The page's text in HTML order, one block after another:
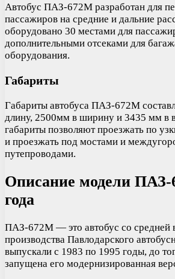
Автобус ПАЗ-672М разработан для
пассажиров на средние и дальние
оборудовано 30 местами для
дополнительными отсеками для
оборудования.
Габариты
Габариты автобуса ПАЗ-672М
длину, 2500мм в ширину и 3435 мм в
габариты позволяют проезжать по
и проезжать под мостами и
путепроводами.
Описание модели ПАЗ-
года
ПАЗ-672М — это автобус со средней
производства Павлодарского
выпускали с 1983 по 1995 годы, до
запущена его модернизированная